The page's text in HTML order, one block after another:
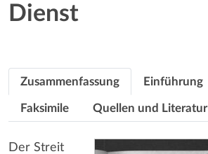
Dienst
Zusammenfassung Einführung
Faksimile Quellen und Literatur
Der Streit